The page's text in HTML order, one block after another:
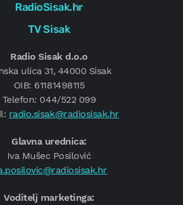
RadioSisak.hr
TV Sisak
Radio Sisak d.o.o
ulica 31, 44000 Sisak
OIB: 61181498115
Telefon: 044/522 099
radio.sisak@radiosisak.hr
Glavna urednica:
Iva Mušec Posilović
Voditelj marketinga: